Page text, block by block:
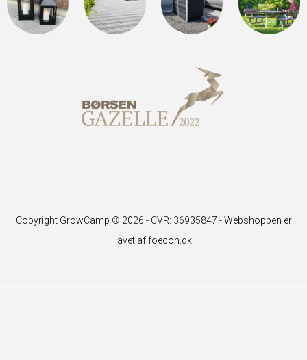
Copyright GrowCamp © 2026 - CVR: 36935847 -Webshoppen er
lavet af foecon.dk